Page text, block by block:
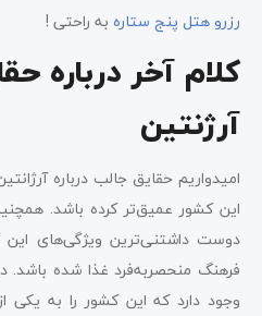
رزرو هتل پنج ستاره به راحتی !
کلام آخر درباره
آرژنتین
امیدواریم حقایق جالب درباره
این کشور عمیق‌تر کرده باشد.
دوست داشتنی‌ترین ویژگی‌های این
فرهنگ منحصربه‌فرد غذا شده باشد.
وجود دارد که این کشور را به